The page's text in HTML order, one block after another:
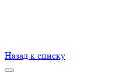
Назад к списку